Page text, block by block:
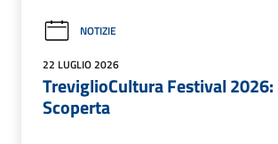
NOTIZIE
22 LUGLIO 2026
TreviglioCultura Festival 2026:
Scoperta